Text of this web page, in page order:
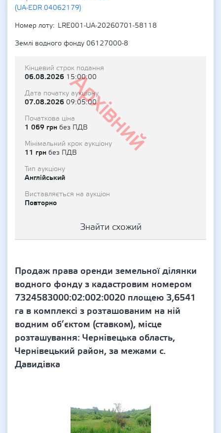
(UA-EDR 04062179)
Номер лоту
LRE001-UA-20260701-58118
Землі водного фонду 06127000-8
Архівний
Кінцевий строк подання
06.08.2026 15:00:00
Дата початку аукціону
07.08.2026 09:05:00
Початкова ціна
1 069 грн без ПДВ
Мінімальний крок аукціону
11 грн без ПДВ
Тип аукціону
Англійський
Виставляється на аукціон
Повторно
Знайти схожий
Продаж права оренди земельної ділянки
водного фонду з кадастровим номером
7324583000:02:002:0020 площею 3,6541
га в комплексі з розташованим на ній
водним об’єктом (ставком), місце
розташування: Чернівецька область,
Чернівецький район, за межами с.
Давидівка